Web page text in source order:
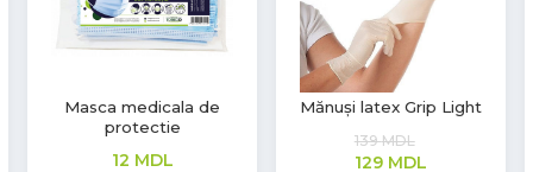
Mănuși latex Soft Touch
208
Mănuși latex Soft Touch
277MDL